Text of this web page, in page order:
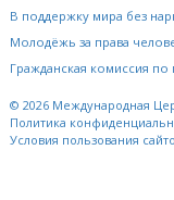
В поддержку мира без
Молодёжь за права
Гражданская комиссия по
© 2026 Международная
Политика
Условия пользования